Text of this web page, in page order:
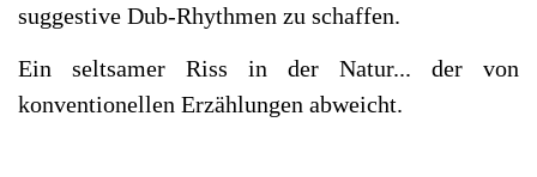
suggestive Dub-Rhythmen zu schaffen.
Ein seltsamer Riss in der Natur... der von
konventionellen Erzählungen abweicht.